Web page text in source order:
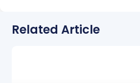
Related Article